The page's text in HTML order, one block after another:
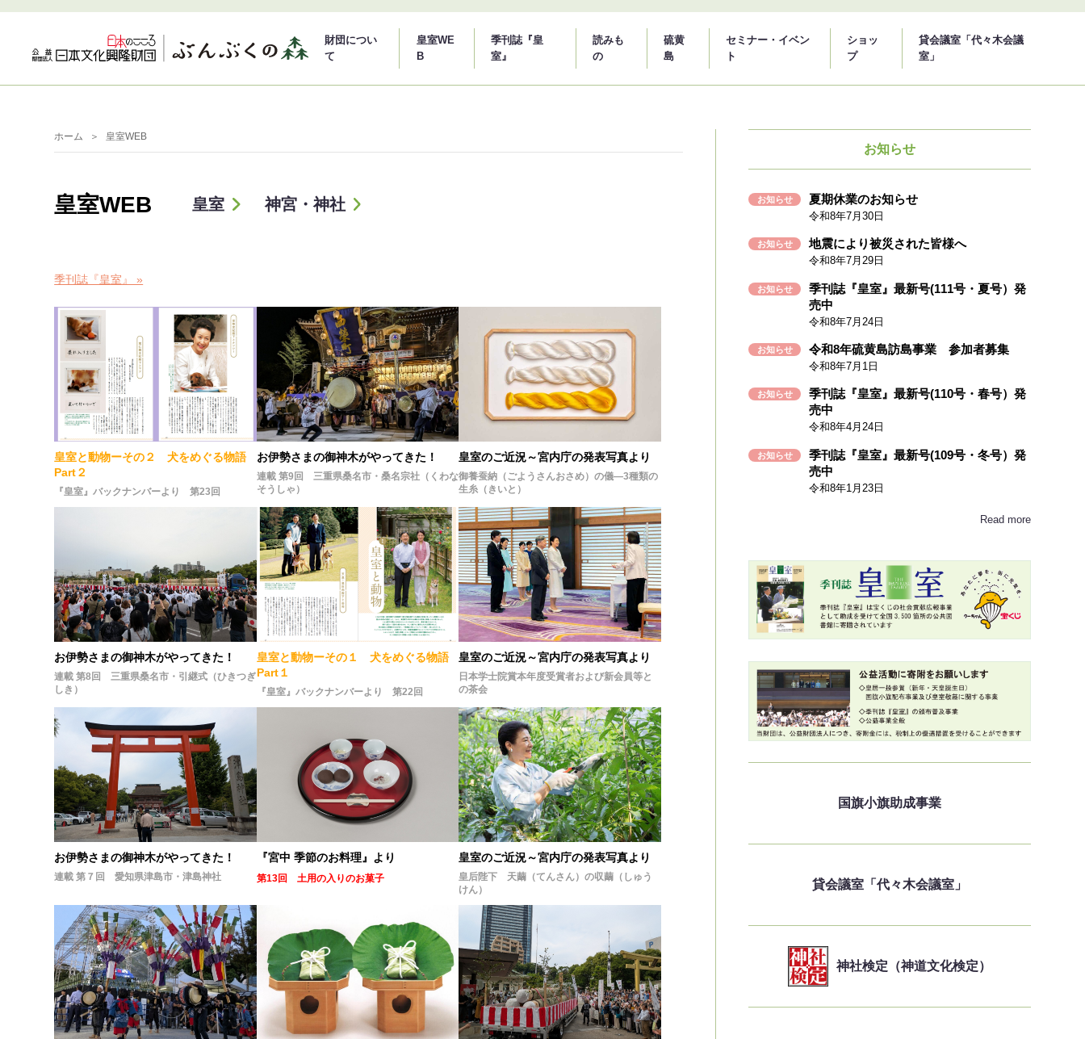
財団につい
て
皇室WE
B
季刊誌『皇
室』
読みも
の
硫黄
島
セミナー・イベン
ト
ショッ
プ
貸会議室「代々木会議
室」
ホーム 皇室WEB
皇室WEB 皇室 神宮・神社
季刊誌『皇室』 »
皇室と動物ーその２ 犬をめぐる物語
Part２
『皇室』バックナンバーより 第23回
お伊勢さまの御神木がやってきた！
連載 第9回 三重県桑名市・桑名宗社（くわな
そうしゃ）
皇室のご近況～宮内庁の発表写真より
御養蚕納（ごようさんおさめ）の儀―3種類の
生糸（きいと）
お伊勢さまの御神木がやってきた！
連載 第8回 三重県桑名市・引継式（ひきつぎ
しき）
皇室と動物ーその１ 犬をめぐる物語
Part１
『皇室』バックナンバーより 第22回
皇室のご近況～宮内庁の発表写真より
日本学士院賞本年度受賞者および新会員等と
の茶会
お伊勢さまの御神木がやってきた！
連載 第７回 愛知県津島市・津島神社
『宮中 季節のお料理』より
第13回 土用の入りのお菓子
皇室のご近況～宮内庁の発表写真より
皇后陛下 天繭（てんさん）の収繭（しゅう
けん）
お知らせ
お知らせ 夏期休業のお知らせ
令和8年7月30日
お知らせ 地震により被災された皆様へ
令和8年7月29日
お知らせ
季刊誌『皇室』最新号(111号・夏号）発
売中
令和8年7月24日
お知らせ 令和8年硫黄島訪島事業 参加者募集
令和8年7月1日
お知らせ
季刊誌『皇室』最新号(110号・春号）発
売中
令和8年4月24日
お知らせ
季刊誌『皇室』最新号(109号・冬号）発
売中
令和8年1月23日
Read more
国旗小旗助成事業
貸会議室「代々木会議室」
神社検定（神道文化検定）